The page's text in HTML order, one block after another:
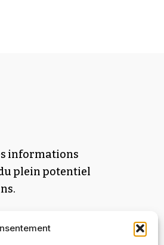
informations
plein potentiel